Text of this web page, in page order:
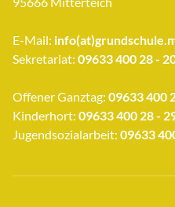
E-Mail:
Sekretariat: 09633 400 28 -
Offener Ganztag: 09633 400
Kinderhort: 09633 400 28 -
Jugendsozialarbeit: 09633